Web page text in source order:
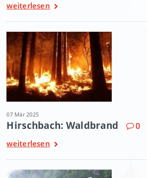
weiterlesen
07 Mär 2025
Hirschbach: Waldbrand 0
weiterlesen